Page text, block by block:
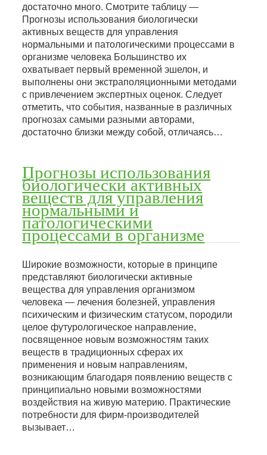
достаточно много. Смотрите таблицу —
Прогнозы использования биологически
активных веществ для управления
нормальными и патологическими процессами в
организме человека Большинство их
охватывает первый временной эшелон, и
выполнены они экстраполяционными методами
с привлечением экспертных оценок. Следует
отметить, что события, названные в различных
прогнозах самыми разными авторами,
достаточно близки между собой, отличаясь…
Прогнозы использования
биологически активных
веществ для управления
нормальными и
патологическими
процессами в организме
Широкие возможности, которые в принципе
представляют биологически активные
вещества для управления организмом
человека — лечения болезней, управления
психическим и физическим статусом, породили
целое футурологическое направление,
посвященное новым возможностям таких
веществ в традиционных сферах их
применения и новым направлениям,
возникающим благодаря появлению веществ с
принципиально новыми возможностями
воздействия на живую материю. Практические
потребности для фирм-производителей
вызывает…